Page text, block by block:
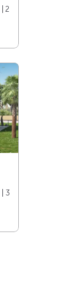
| 2
| 3